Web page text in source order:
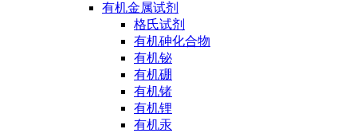
有机金属试剂
格氏试剂
有机砷化合物
有机铋
有机硼
有机锗
有机锂
有机汞